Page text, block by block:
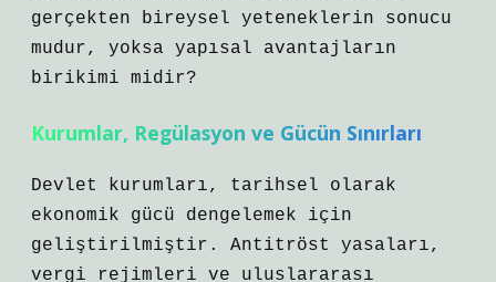
gerçekten bireysel yeteneklerin sonucu
mudur, yoksa yapısal avantajların
birikimi midir?
Kurumlar, Regülasyon ve Gücün Sınırları
Devlet kurumları, tarihsel olarak
ekonomik gücü dengelemek için
geliştirilmiştir. Antitröst yasaları,
vergi rejimleri ve uluslararası